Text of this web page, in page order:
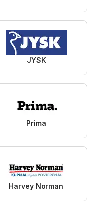
JYSK
Prima
Harvey Norman